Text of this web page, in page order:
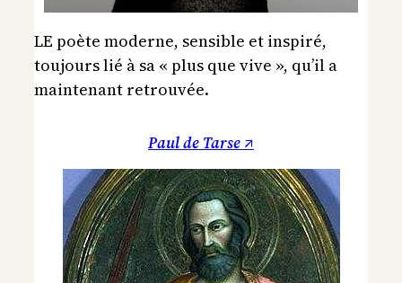
LE poète moderne, sensible et inspiré,
toujours lié à sa « plus que vive », qu’il a
maintenant retrouvée.
Paul de Tarse ↗